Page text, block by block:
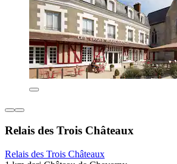
Relais des Trois Châteaux
Relais des Trois Châteaux